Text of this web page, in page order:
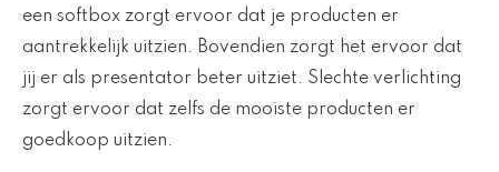
een softbox zorgt ervoor dat je producten er
aantrekkelijk uitzien. Bovendien zorgt het ervoor dat
jij er als presentator beter uitziet. Slechte verlichting
zorgt ervoor dat zelfs de mooiste producten er
goedkoop uitzien.